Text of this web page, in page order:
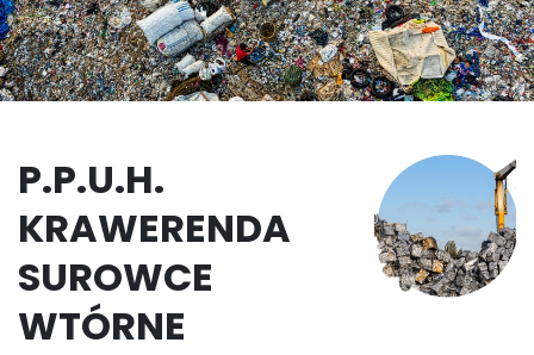
P.P.U.H.
KRAWERENDA
SUROWCE
WTÓRNE